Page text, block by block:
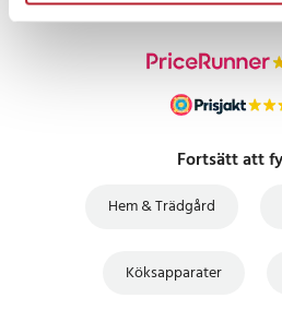
Fortsätt att
Hem & Trädgård
Köksapparater